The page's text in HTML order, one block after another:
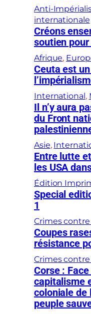
Anti-
internationale
Créons
soutien pour
Afrique,
Ceuta est
International ,
Il n’y aura
du Front
Asie,
Entre lutte
les USA
Édition
Special
1
Crimes
Coupes
résistance
Crimes
Corse :
capitalisme
coloniale de
peuple